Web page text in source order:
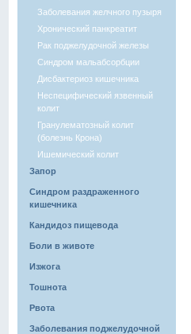
Заболевания желчного пузыря
Хронический панкреатит
Рак поджелудочной железы
Синдром мальабсорбции
Дисбактериоз кишечника
Неспецифический язвенный
колит
Гранулематозный колит
(болезнь Крона)
Ишемический колит
Запор
Синдром раздраженного
кишечника
Кандидоз пищевода
Боли в животе
Изжога
Тошнота
Рвота
Заболевания поджелудочной